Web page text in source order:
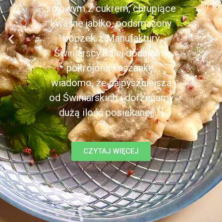
sojowym z cukrem, chrupiące
kwaśne jabłko, podsmażony
boczek z Manufaktury
Świniarscy.Dalej dodajemy
pokrojoną kaszankę,
wiadomo, że najpyszniejsza
od Świniarskich i dorzucamy
dużą ilość posiekanej[...]
CZYTAJ WIĘCEJ